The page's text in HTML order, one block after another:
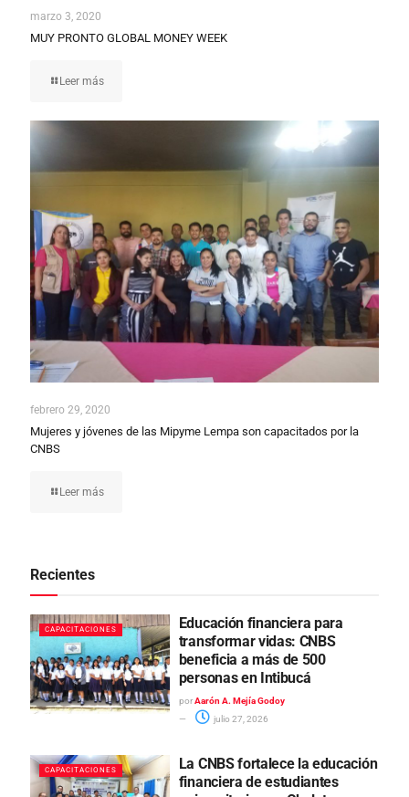
marzo 3, 2020
MUY PRONTO GLOBAL MONEY WEEK
Leer más
febrero 29, 2020
Mujeres y jóvenes de las Mipyme Lempa son capacitados por la
CNBS
Leer más
Recientes
CAPACITACIONES
Educación financiera para
transformar vidas: CNBS
beneficia a más de 500
personas en Intibucá
por Aarón A. Mejía Godoy
julio 27, 2026
CAPACITACIONES
La CNBS fortalece la educación
financiera de estudiantes